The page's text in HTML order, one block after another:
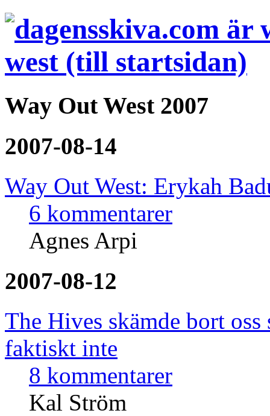
Way Out West 2007
2007-08-14
Way Out West: Erykah
6 kommentarer
Agnes Arpi
2007-08-12
The Hives skämde bort oss
faktiskt inte
8 kommentarer
Kal Ström